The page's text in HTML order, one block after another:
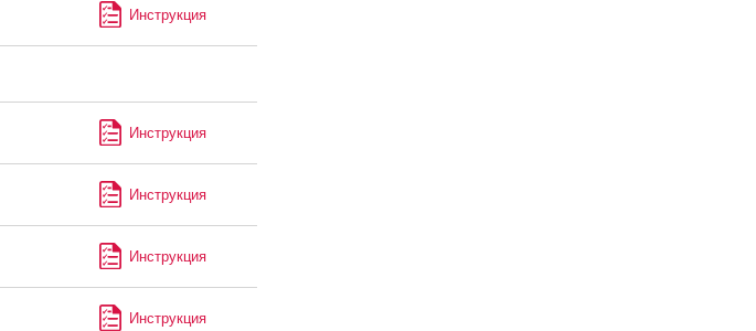
Инструкция
Инструкция
Инструкция
Инструкция
Инструкция